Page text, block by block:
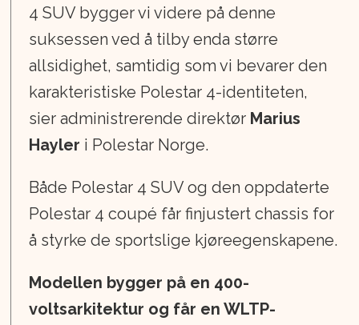
4 SUV bygger vi videre på denne
suksessen ved å tilby enda større
allsidighet, samtidig som vi bevarer den
karakteristiske Polestar 4-identiteten,
sier administrerende direktør Marius
Hayler i Polestar Norge.
Både Polestar 4 SUV og den oppdaterte
Polestar 4 coupé får finjustert chassis for
å styrke de sportslige kjøreegenskapene.
Modellen bygger på en 400-
voltsarkitektur og får en WLTP-